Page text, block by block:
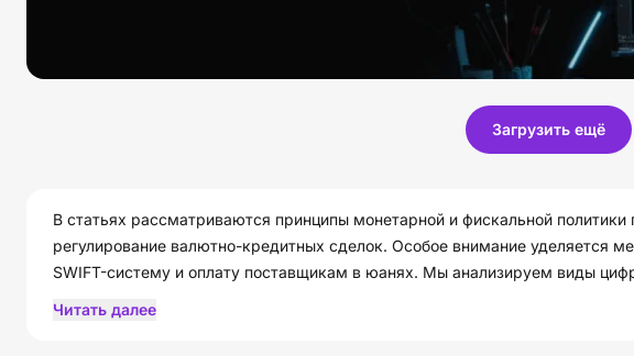
Загрузить ещё
В статьях рассматриваются принципы монетарной и фискальной политики
регулирование валютно-кредитных сделок. Особое внимание уделяется
SWIFT-систему и оплату поставщикам в юанях. Мы анализируем виды
на межбанковском и государственном уровнях.
Читать далее